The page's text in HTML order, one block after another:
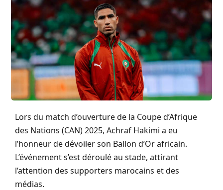
Lors du match d’ouverture de la Coupe d’Afrique
des Nations (CAN) 2025, Achraf Hakimi a eu
l’honneur de dévoiler son Ballon d’Or africain.
L’événement s’est déroulé au stade, attirant
l’attention des supporters marocains et des
médias.